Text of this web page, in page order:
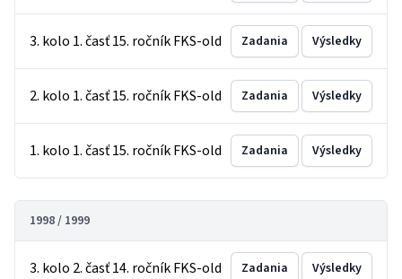
3. kolo 1. časť 15. ročník FKS-old Zadania Výsledky
2. kolo 1. časť 15. ročník FKS-old Zadania Výsledky
1. kolo 1. časť 15. ročník FKS-old Zadania Výsledky
1998 / 1999
3. kolo 2. časť 14. ročník FKS-old Zadania Výsledky